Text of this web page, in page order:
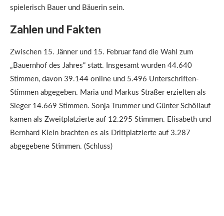
spielerisch Bauer und Bäuerin sein.
Zahlen und Fakten
Zwischen 15. Jänner und 15. Februar fand die Wahl zum
„Bauernhof des Jahres“ statt. Insgesamt wurden 44.640
Stimmen, davon 39.144 online und 5.496 Unterschriften-
Stimmen abgegeben. Maria und Markus Straßer erzielten als
Sieger 14.669 Stimmen. Sonja Trummer und Günter Schöllauf
kamen als Zweitplatzierte auf 12.295 Stimmen. Elisabeth und
Bernhard Klein brachten es als Drittplatzierte auf 3.287
abgegebene Stimmen. (Schluss)